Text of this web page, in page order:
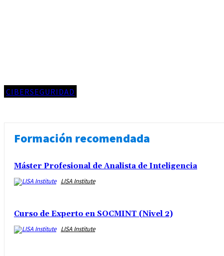
CIBERSEGURIDAD
Formación recomendada
Máster Profesional de Analista de Inteligencia
LISA Institute
Curso de Experto en SOCMINT (Nivel 2)
LISA Institute